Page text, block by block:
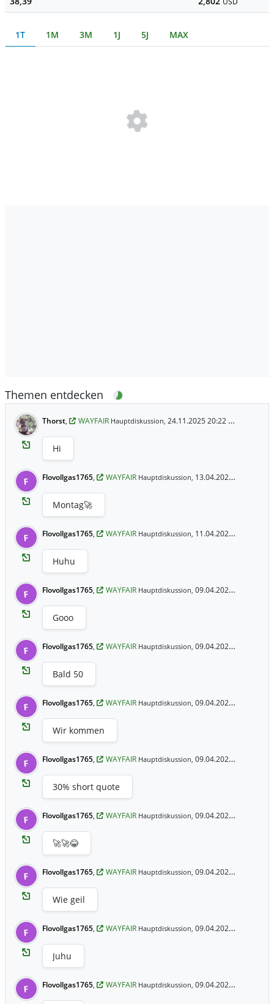
1T 1M 3M 1J 5J MAX
Themen entdecken
Thorst, WAYFAIR Hauptdiskussion, 24.11.2025 20:22 Uhr
Hi
F Flovollgas1765, WAYFAIR Hauptdiskussion, 13.04.2025 0:24 Uhr
Montag🚀
F Flovollgas1765, WAYFAIR Hauptdiskussion, 11.04.2025 23:06 Uhr
Huhu
F Flovollgas1765, WAYFAIR Hauptdiskussion, 09.04.2025 20:00 Uhr
Gooo
F Flovollgas1765, WAYFAIR Hauptdiskussion, 09.04.2025 20:00 Uhr
Bald 50
F Flovollgas1765, WAYFAIR Hauptdiskussion, 09.04.2025 20:00 Uhr
Wir kommen
F Flovollgas1765, WAYFAIR Hauptdiskussion, 09.04.2025 19:52 Uhr
30% short quote
F Flovollgas1765, WAYFAIR Hauptdiskussion, 09.04.2025 19:49 Uhr
🚀🚀😂
F Flovollgas1765, WAYFAIR Hauptdiskussion, 09.04.2025 19:44 Uhr
Wie geil
F Flovollgas1765, WAYFAIR Hauptdiskussion, 09.04.2025 19:44 Uhr
Juhu
F Flovollgas1765, WAYFAIR Hauptdiskussion, 09.04.2025 19:44 Uhr